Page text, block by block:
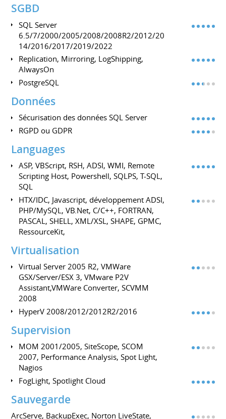
SGBD
SQL Server
6.5/7/2000/2005/2008/2008R2/2012/20
14/2016/2017/2019/2022
Replication, Mirroring, LogShipping,
AlwaysOn
PostgreSQL
Données
Sécurisation des données SQL Server
RGPD ou GDPR
Languages
ASP, VBScript, RSH, ADSI, WMI, Remote
Scripting Host, Powershell, SQLPS, T-SQL,
SQL
HTX/IDC, Javascript, développement ADSI,
PHP/MySQL, VB.Net, C/C++, FORTRAN,
PASCAL, SHELL, XML/XSL, SHAPE, GPMC,
RessourceKit,
Virtualisation
Virtual Server 2005 R2, VMWare
GSX/Server/ESX 3, VMware P2V
Assistant,VMWare Converter, SCVMM
2008
HyperV 2008/2012/2012R2/2016
Supervision
MOM 2001/2005, SiteScope, SCOM
2007, Performance Analysis, Spot Light,
Nagios
FogLight, Spotlight Cloud
Sauvegarde
ArcServe, BackupExec, Norton LiveState,